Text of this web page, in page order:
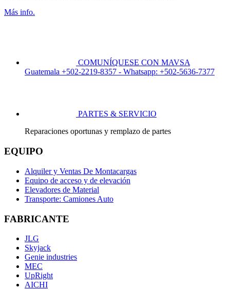
Más info.
COMUNÍQUESE CON MAVSA
Guatemala +502-2219-8357 - Whatsapp: +502-5636-7377
PARTES & SERVICIO
Reparaciones oportunas y remplazo de partes
EQUIPO
Alquiler y Ventas De Montacargas
Equipo de acceso y de elevación
Elevadores de Material
Transporte: Camiones Auto
FABRICANTE
JLG
Skyjack
Genie industries
MEC
UpRight
AICHI